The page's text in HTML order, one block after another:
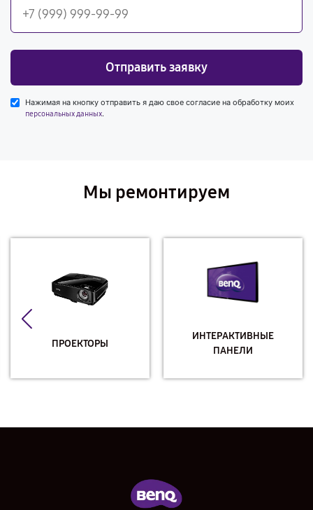
Отправить заявку
Нажимая на кнопку отправить я даю свое согласие на обработку моих
персональных данных.
Мы ремонтируем
ПРОЕКТОРЫ
ИНТЕРАКТИВНЫЕ
ПАНЕЛИ